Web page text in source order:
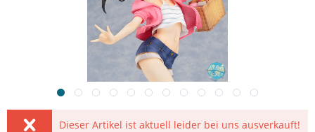
Dieser Artikel ist aktuell leider bei uns ausverkauft!